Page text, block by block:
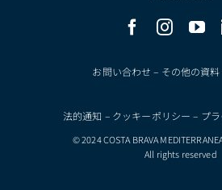
お問い合わせ – その他の資料
法的通知 – クッキーポリシー – プ
© 2024 COSTA BRAVA
All rights reserved